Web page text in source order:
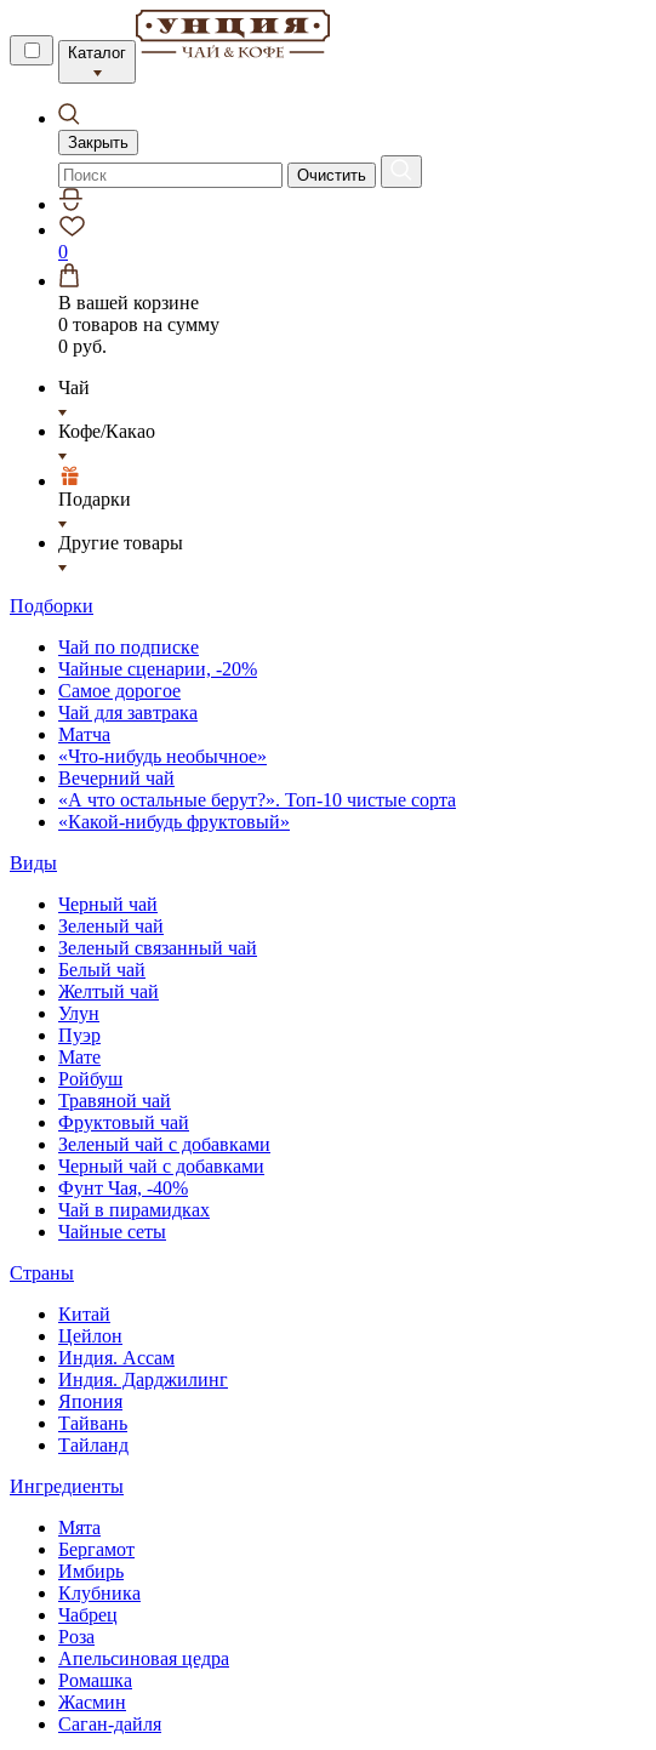
Каталог
Закрыть
Очистить
0
В вашей корзине
0 товаров на сумму
0 руб.
Чай
Кофе/Какао
Подарки
Другие товары
Подборки
Чай по подписке
Чайные сценарии, -20%
Самое дорогое
Чай для завтрака
Матча
«Что-нибудь необычное»
Вечерний чай
«А что остальные берут?». Топ-10 чистые сорта
«Какой-нибудь фруктовый»
Виды
Черный чай
Зеленый чай
Зеленый связанный чай
Белый чай
Желтый чай
Улун
Пуэр
Мате
Ройбуш
Травяной чай
Фруктовый чай
Зеленый чай с добавками
Черный чай с добавками
Фунт Чая, -40%
Чай в пирамидках
Чайные сеты
Страны
Китай
Цейлон
Индия. Ассам
Индия. Дарджилинг
Япония
Тайвань
Тайланд
Ингредиенты
Мята
Бергамот
Имбирь
Клубника
Чабрец
Роза
Апельсиновая цедра
Ромашка
Жасмин
Саган-дайля